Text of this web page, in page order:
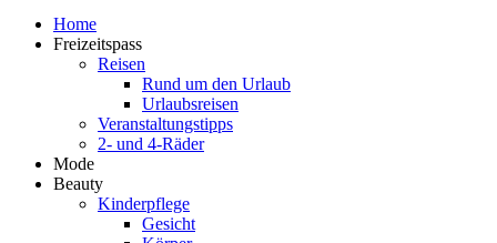
Home
Freizeitspass
Reisen
Rund um den Urlaub
Urlaubsreisen
Veranstaltungstipps
2- und 4-Räder
Mode
Beauty
Kinderpflege
Gesicht